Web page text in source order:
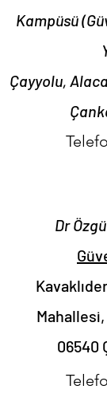
Kampüsü
Çayyolu,
Dr
06540